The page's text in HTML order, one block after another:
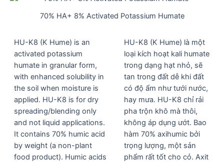
70% HA+ 8% Activated Potassium Humate
HU-K8 (K Hume) is an
activated potassium
humate in granular form,
with enhanced solubility in
the soil when moisture is
applied. HU-K8 is for dry
spreading/blending only
and not liquid applications.
It contains 70% humic acid
by weight (a non-plant
food product). Humic acids
HU-K8 (K Hume) là một
loại kích hoạt kali humate
trong dạng hạt nhỏ, sẽ
tan trong đất dễ khi đất
có độ ẩm như tưới nước,
hay mưa. HU-K8 chỉ rải
pha trộn khô mà thôi,
không áp dụng ướt. Bao
hàm 70% axihumic bởi
trọng lượng, một sản
phẩm rất tốt cho cỏ. Axit